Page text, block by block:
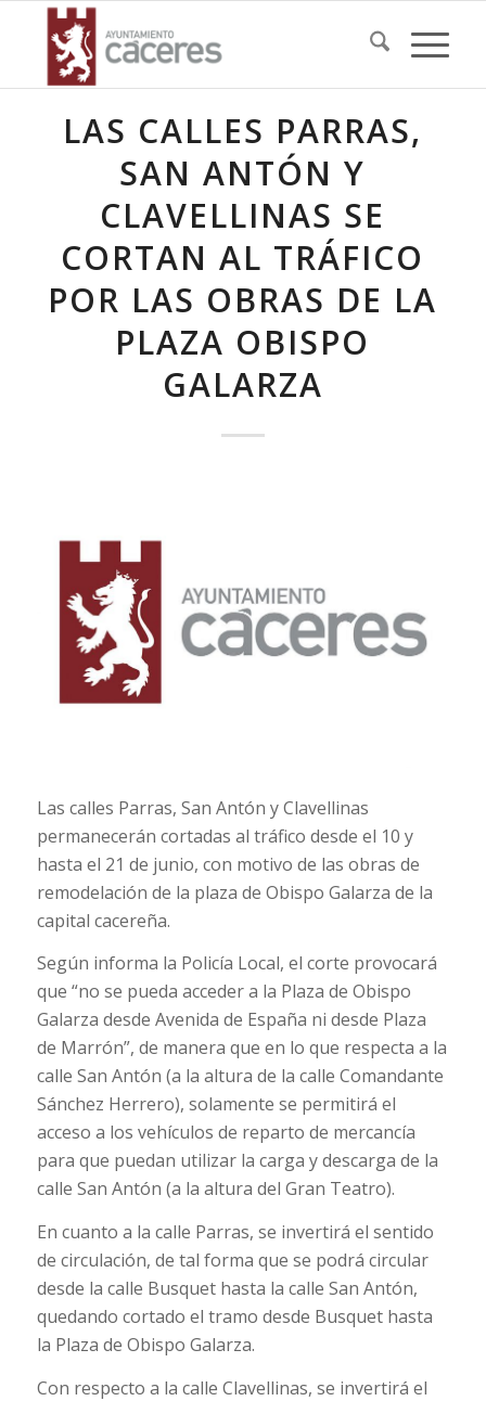
LAS CALLES PARRAS,
SAN ANTÓN Y
CLAVELLINAS SE
CORTAN AL TRÁFICO
POR LAS OBRAS DE LA
PLAZA OBISPO
GALARZA
Las calles Parras, San Antón y Clavellinas
permanecerán cortadas al tráfico desde el 10 y
hasta el 21 de junio, con motivo de las obras de
remodelación de la plaza de Obispo Galarza de la
capital cacereña.
Según informa la Policía Local, el corte provocará
que “no se pueda acceder a la Plaza de Obispo
Galarza desde Avenida de España ni desde Plaza
de Marrón”, de manera que en lo que respecta a la
calle San Antón (a la altura de la calle Comandante
Sánchez Herrero), solamente se permitirá el
acceso a los vehículos de reparto de mercancía
para que puedan utilizar la carga y descarga de la
calle San Antón (a la altura del Gran Teatro).
En cuanto a la calle Parras, se invertirá el sentido
de circulación, de tal forma que se podrá circular
desde la calle Busquet hasta la calle San Antón,
quedando cortado el tramo desde Busquet hasta
la Plaza de Obispo Galarza.
Con respecto a la calle Clavellinas, se invertirá el